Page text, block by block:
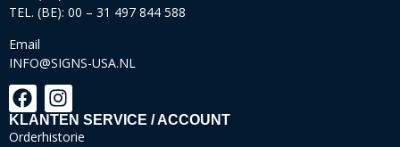
TEL. (BE): 00 – 31 497 844 588
Email
INFO@SIGNS-USA.NL
KLANTEN SERVICE / ACCOUNT
Orderhistorie